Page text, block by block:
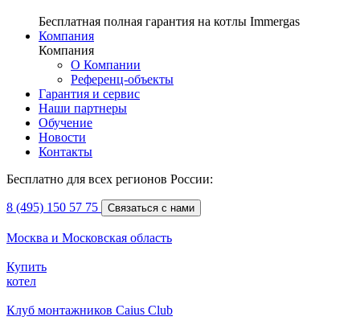
Бесплатная полная гарантия на котлы Immergas
Компания
Компания
О Компании
Референц-объекты
Гарантия и сервис
Наши партнеры
Обучение
Новости
Контакты
Бесплатно для всех регионов России:
8 (495) 150 57 75 Связаться с нами
Москва и Московская область
Купить
котел
Клуб монтажников Caius Club